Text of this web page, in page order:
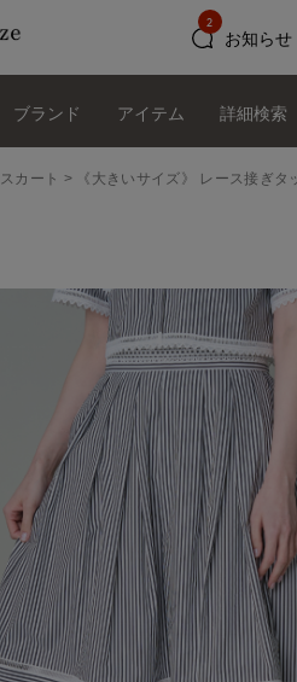
お知らせ
2
ブランド アイテム 詳細検索
スカート 《大きいサイズ》 レース接ぎタ